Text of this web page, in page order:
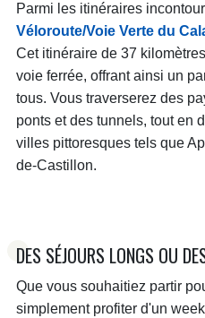
Parmi les itinéraires
Véloroute/Voie Verte du
Cet itinéraire de 37
voie ferrée, offrant ainsi un
tous. Vous traverserez des
ponts et des tunnels, tout en
villes pittoresques tels que
de-Castillon.
DES SÉJOURS LONGS OU
Que vous souhaitiez partir
simplement profiter d'un